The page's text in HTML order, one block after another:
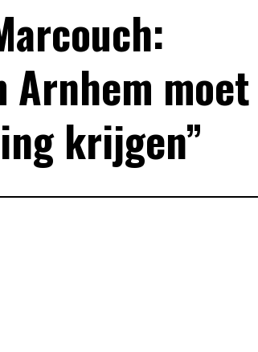
Arnhem moet
krijgen”